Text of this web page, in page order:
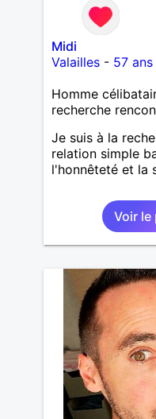
Midi
Valailles- 57 ans
Homme
recherche
Je suis à la
relation simple
l'honnêteté et la
Voir le